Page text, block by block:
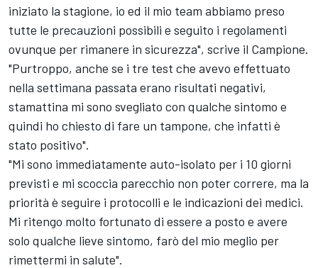
iniziato la stagione, io ed il mio team abbiamo preso
tutte le precauzioni possibili e seguito i regolamenti
ovunque per rimanere in sicurezza", scrive il Campione.
"Purtroppo, anche se i tre test che avevo effettuato
nella settimana passata erano risultati negativi,
stamattina mi sono svegliato con qualche sintomo e
quindi ho chiesto di fare un tampone, che infatti è
stato positivo".
"Mi sono immediatamente auto-isolato per i 10 giorni
previsti e mi scoccia parecchio non poter correre, ma la
priorità è seguire i protocolli e le indicazioni dei medici.
Mi ritengo molto fortunato di essere a posto e avere
solo qualche lieve sintomo, farò del mio meglio per
rimettermi in salute".